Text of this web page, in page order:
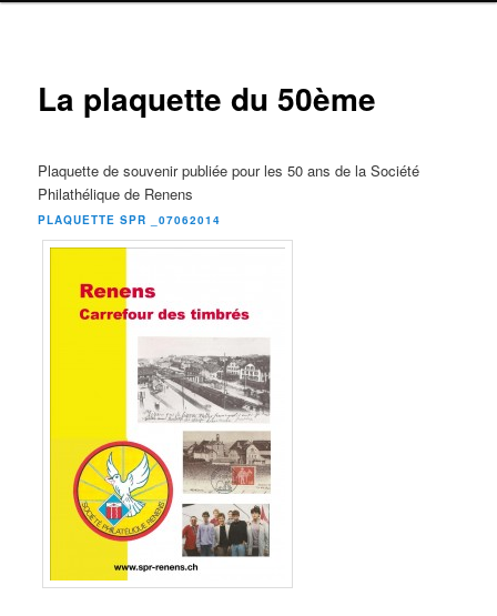
La plaquette du 50ème
Plaquette de souvenir publiée pour les 50 ans de la Société
Philathélique de Renens
PLAQUETTE SPR _07062014